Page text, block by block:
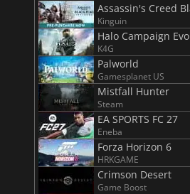
NBA 2K26 Virtual Currency
Kinguin
Halo Campaign
K4G
Palworld
Gamesplanet US
Mistfall Hunter
Steam
EA SPORTS FC 27
Eneba
Forza Horizon 6
HRKGAME
Crimson Desert
Game Boost